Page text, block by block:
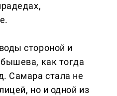
стороной и
как тогда
Самара стала не
но и одной из